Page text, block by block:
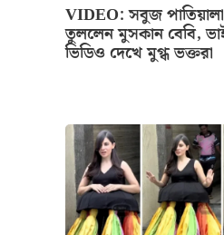
VIDEO: সবুজ
তুললেন মুসকান বেবি,
ভিডিও দেখে মুগ্ধ ভক্তরা